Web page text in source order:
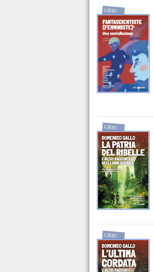
LIBRI
LIBRI
LIBRI